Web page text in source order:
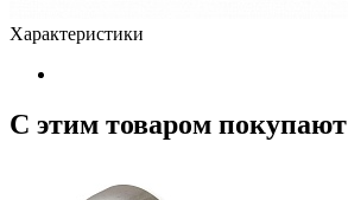
Характеристики
С этим товаром покупают